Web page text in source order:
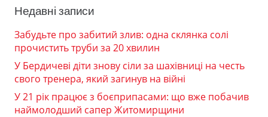
Недавні записи
Забудьте про забитий злив: одна склянка солі
прочистить труби за 20 хвилин
У Бердичеві діти знову сіли за шахівниці на честь
свого тренера, який загинув на війні
У 21 рік працює з боєприпасами: що вже побачив
наймолодший сапер Житомирщини